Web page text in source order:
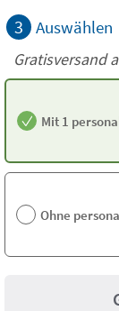
3 Auswählen
Gratisversand
Mit 1
Ohne